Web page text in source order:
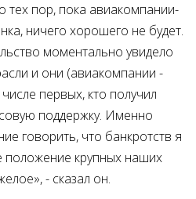
тех пор, пока авиакомпании-
ничего хорошего не будет.
моментально увидело
и они (авиакомпании -
первых, кто получил
поддержку. Именно
говорить, что банкротств я
положение крупных наших
- сказал он.